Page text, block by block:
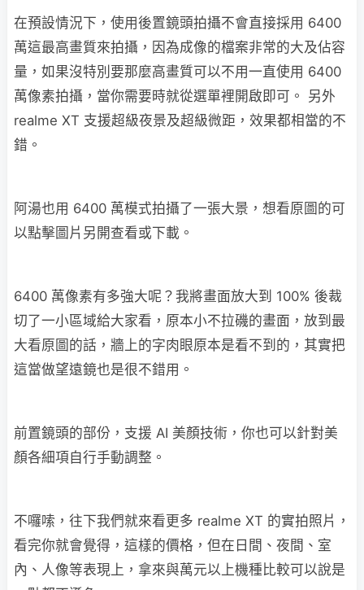
在預設情況下，使用後置鏡頭拍攝不會直接採用 6400
萬這最高畫質來拍攝，因為成像的檔案非常的大及佔容
量，如果沒特別要那麼高畫質可以不用一直使用 6400
萬像素拍攝，當你需要時就從選單裡開啟即可。 另外
realme XT 支援超級夜景及超級微距，效果都相當的不
錯。
阿湯也用 6400 萬模式拍攝了一張大景，想看原圖的可
以點擊圖片另開查看或下載。
6400 萬像素有多強大呢？我將畫面放大到 100% 後裁
切了一小區域給大家看，原本小不拉磯的畫面，放到最
大看原圖的話，牆上的字肉眼原本是看不到的，其實把
這當做望遠鏡也是很不錯用。
前置鏡頭的部份，支援 AI 美顏技術，你也可以針對美
顏各細項自行手動調整。
不囉嗦，往下我們就來看更多 realme XT 的實拍照片，
看完你就會覺得，這樣的價格，但在日間、夜間、室
內、人像等表現上，拿來與萬元以上機種比較可以說是